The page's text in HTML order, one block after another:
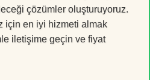
çözümler oluşturuyoruz.
için en iyi hizmeti almak
iletişime geçin ve fiyat